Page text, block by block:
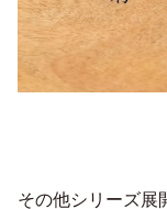
その他シリーズ展